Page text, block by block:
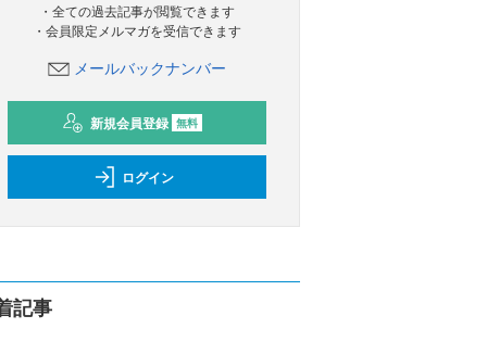
・全ての過去記事が閲覧できます
・会員限定メルマガを受信できます
メールバックナンバー
新規会員登録 無料
ログイン
記事